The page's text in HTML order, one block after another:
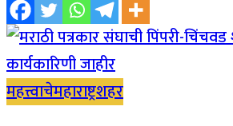
महत्त्वाचेमहाराष्ट्रशहर